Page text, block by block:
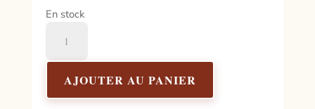
En stock
Encens
Purification
AJOUTER AU PANIER